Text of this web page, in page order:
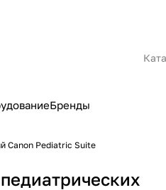
Бренды
Canon Pediatric Suite